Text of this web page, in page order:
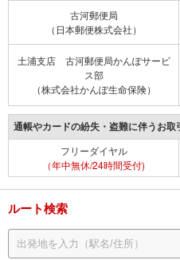
古河郵便局
（日本郵便株式会社）
土浦支店 古河郵便局かんぽサービ
ス部
（株式会社かんぽ生命保険）
通帳やカードの紛失・盗難に伴うお取
フリーダイヤル
（年中無休/24時間受付)
ルート検索